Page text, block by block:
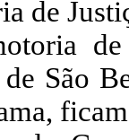
de
São